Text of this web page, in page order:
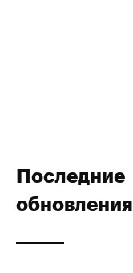
Последние
обновления